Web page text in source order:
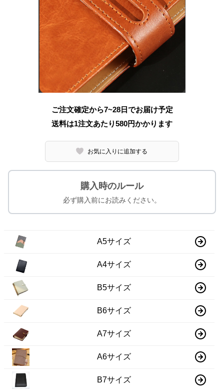
ご注文確定から7~28日でお届け予定
送料は1注文あたり580円かかります
お気に入りに追加する
購入時のルール
必ず購入前にお読みください。
A5サイズ
A4サイズ
B5サイズ
B6サイズ
A7サイズ
A6サイズ
B7サイズ